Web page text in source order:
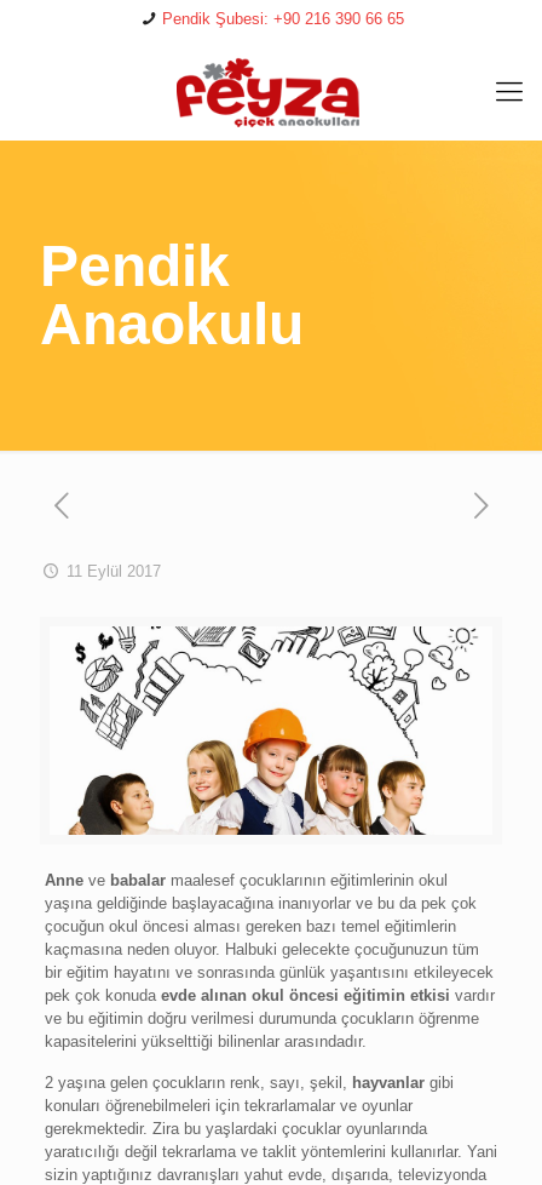
Pendik Şubesi: +90 216 390 66 65
Pendik
Anaokulu
11 Eylül 2017
Anneve babalarmaalesef çocuklarının eğitimlerinin okul
yaşına geldiğinde başlayacağına inanıyorlar ve bu da pek çok
çocuğun okul öncesi alması gereken bazı temel eğitimlerin
kaçmasına neden oluyor. Halbuki gelecekte çocuğunuzun tüm
bir eğitim hayatını ve sonrasında günlük yaşantısını etkileyecek
pek çok konuda evde alınan okul öncesi eğitimin etkisi vardır
ve bu eğitimin doğru verilmesi durumunda çocukların öğrenme
kapasitelerini yükselttiği bilinenlar arasındadır.
2 yaşına gelen çocukların renk, sayı, şekil, hayvanlargibi
konuları öğrenebilmeleri için tekrarlamalar ve oyunlar
gerekmektedir. Zira bu yaşlardaki çocuklar oyunlarında
yaratıcılığı değil tekrarlama ve taklit yöntemlerini kullanırlar. Yani
sizin yaptığınız davranışları yahut evde, dışarıda, televizyonda